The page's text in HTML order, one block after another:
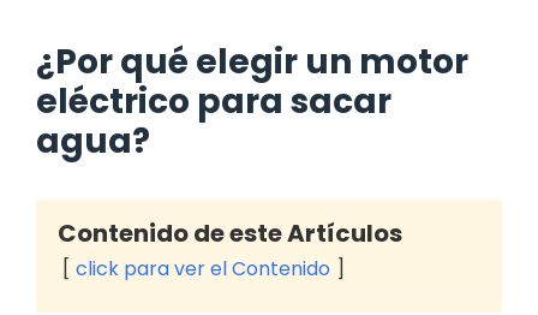
¿Por qué elegir un motor
eléctrico para sacar
agua?
Contenido de este Artículos
click para ver el Contenido